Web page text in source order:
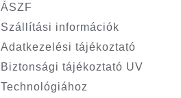
ÁSZF
Szállítási információk
Adatkezelési tájékoztató
Biztonsági tájékoztató UV
Technológiához